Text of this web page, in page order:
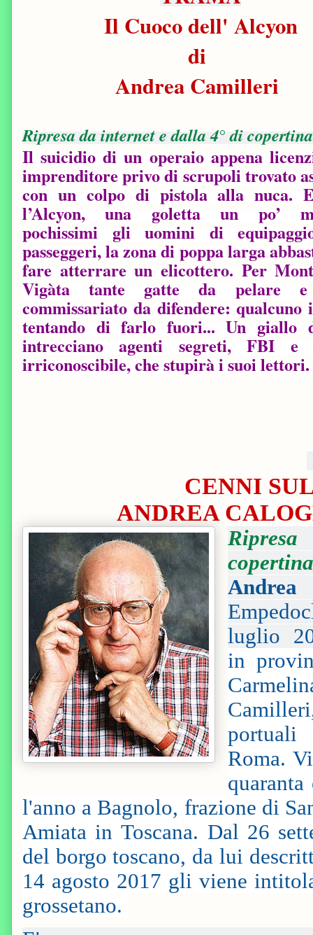
Il Cuoco dell' Alcyon
di
Andrea Camilleri
Ripresa da internet e dalla 4° di
Il suicidio di un operaio appena
imprenditore privo di scrupoli trovato
con un colpo di pistola alla nuca.
l’Alcyon, una goletta un po’
pochissimi gli uomini di
passeggeri, la zona di poppa larga
fare atterrare un elicottero. Per
Vigàta tante gatte da pelare
commissariato da difendere: qualcuno
tentando di farlo fuori... Un giallo
intrecciano agenti segreti, FBI e
irriconoscibile, che stupirà i suoi lettori.
CENNI
ANDREA
luglio
in
portuali
Roma.
l'anno a Bagnolo, frazione di
Amiata in Toscana. Dal 26
del borgo toscano, da lui
14 agosto 2017 gli viene
grossetano.